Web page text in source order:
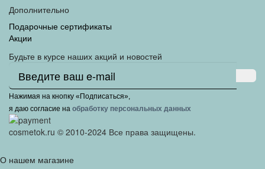
Дополнительно
Подарочные сертификаты
Акции
Будьте в курсе наших акций и новостей
Нажимая на кнопку «Подписаться»,
я даю cогласие на обработку персональных данных
cosmetok.ru © 2010-2024 Все права защищены.
О нашем магазине